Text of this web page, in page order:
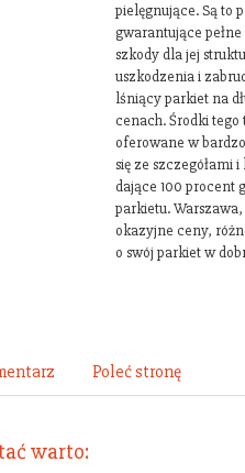
pielęgnujące. Są to
gwarantujące
szkody dla jej
uszkodzenia i
lśniący parkiet na
cenach. Środki
oferowane w
się ze szczegółami
dające 100 procent
parkietu.
okazyjne ceny,
o swój parkiet w
Poleć stronę
warto: